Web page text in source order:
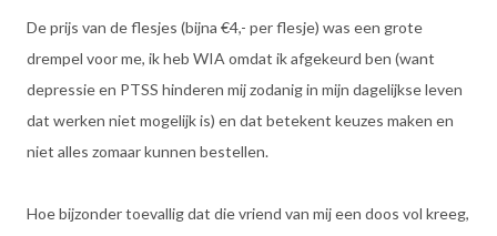
De prijs van de flesjes (bijna €4,- per flesje) was een grote
drempel voor me, ik heb WIA omdat ik afgekeurd ben (want
depressie en PTSS hinderen mij zodanig in mijn dagelijkse leven
dat werken niet mogelijk is) en dat betekent keuzes maken en
niet alles zomaar kunnen bestellen.
Hoe bijzonder toevallig dat die vriend van mij een doos vol kreeg,